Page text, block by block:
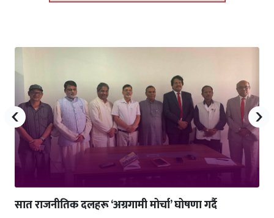
सात राजनीतिक दलहरू ‘अग्रगामी मोर्चा’ घोषणा गर्दै
‹ ›